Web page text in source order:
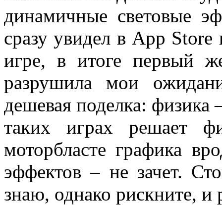
динамичные световые
сразу увидел в App
игре, в итоге первый
разрушила мои
дешевая поделка: физика
таких играх решает
моторбласте графика
эффектов – не зачет.
знаю, однако рискните, и